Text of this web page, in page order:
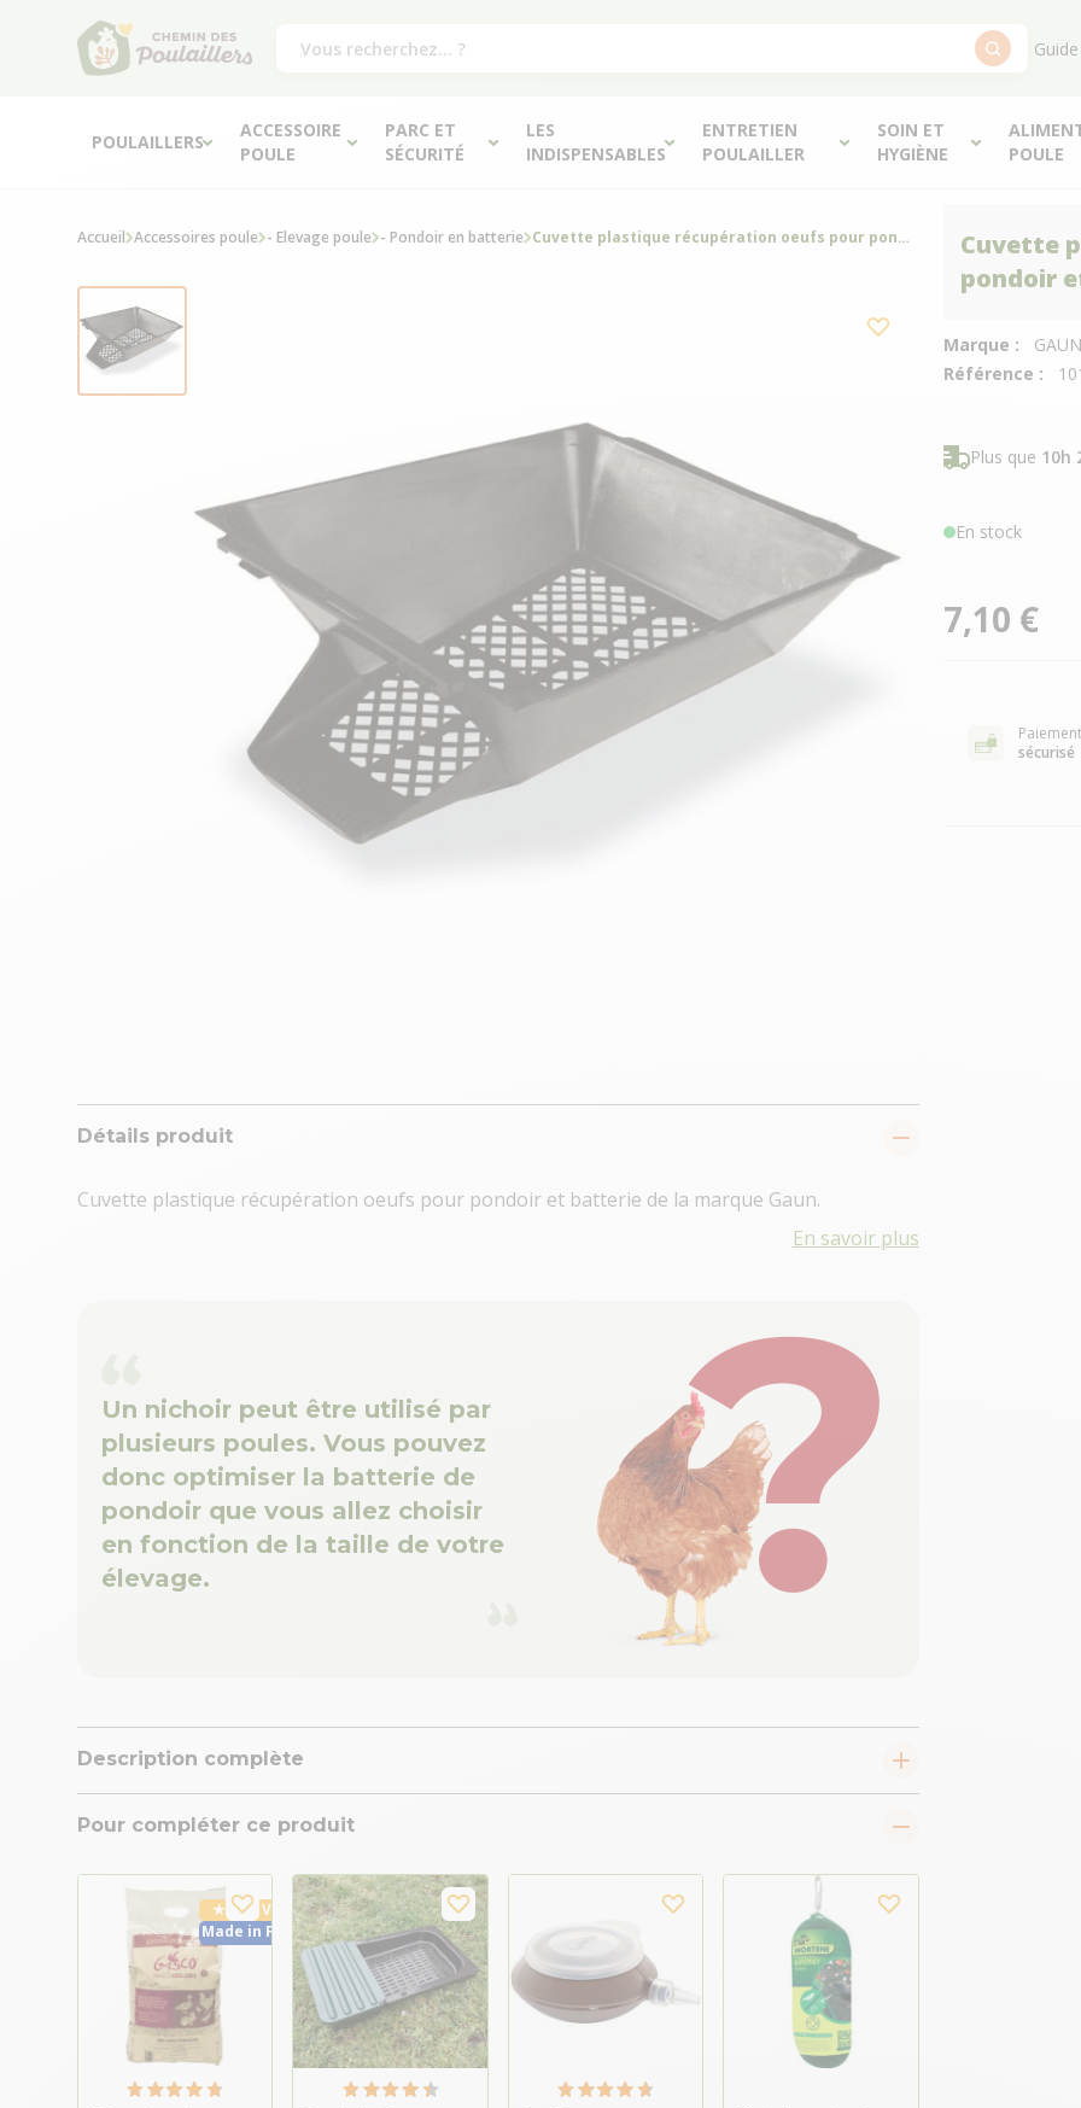
POULAILLERS
ACCESSOIRE
POULE
PARC ET
SÉCURITÉ
LES
INDISPENSABLES
ENTRETIEN
POULAILLER
SOIN ET
HYGIÈNE
POULE
Cuvette
pondoir
Marque :
GAUN
Référence :
Plus que 10h
En stock
7,10 €
Paiement
sécurisé
Détails produit
Cuvette plastique récupération oeufs pour pondoir et batterie de la marque Gaun.
En savoir plus
Un nichoir peut être utilisé par
plusieurs poules. Vous pouvez
donc optimiser la batterie de
pondoir que vous allez choisir
en fonction de la taille de votre
élevage.
Description complète
Pour compléter ce produit
★ Top Vente
Made in France
Accueil Accessoires poule - Elevage poule - Pondoir en batterie Cuvette plastique récupération oeufs pour pondoir et batterie Gaun